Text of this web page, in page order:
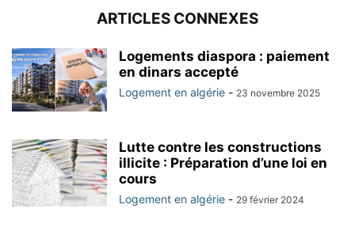
ARTICLES CONNEXES
Logements diaspora : paiement
en dinars accepté
Logement en algérie - 23 novembre 2025
Lutte contre les constructions
illicite : Préparation d’une loi en
cours
Logement en algérie - 29 février 2024